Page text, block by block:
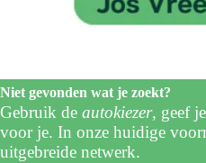
Niet gevonden wat je zoekt?
Gebruik de autokiezer, geef
voor je. In onze huidige
uitgebreide netwerk.